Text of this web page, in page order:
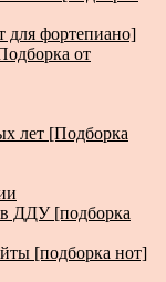
для фортепиано]
от
лет [Подборка
ДДУ [подборка
[подборка нот]